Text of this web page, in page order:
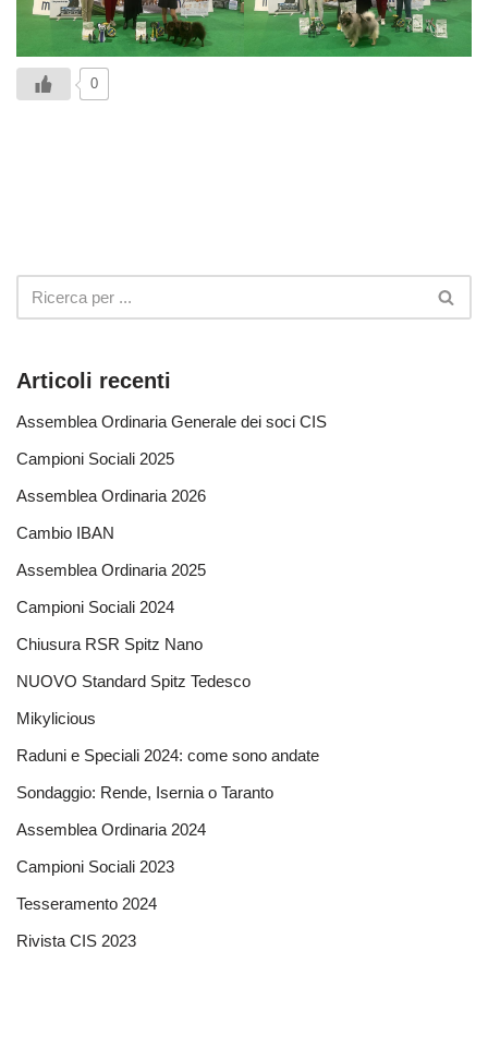
0
Articoli recenti
Assemblea Ordinaria Generale dei soci CIS
Campioni Sociali 2025
Assemblea Ordinaria 2026
Cambio IBAN
Assemblea Ordinaria 2025
Campioni Sociali 2024
Chiusura RSR Spitz Nano
NUOVO Standard Spitz Tedesco
Mikylicious
Raduni e Speciali 2024: come sono andate
Sondaggio: Rende, Isernia o Taranto
Assemblea Ordinaria 2024
Campioni Sociali 2023
Tesseramento 2024
Rivista CIS 2023